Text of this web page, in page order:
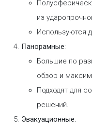
из
Используются
Панорамные:
Большие по
обзор и
Подходят для
решений.
Эвакуационные: